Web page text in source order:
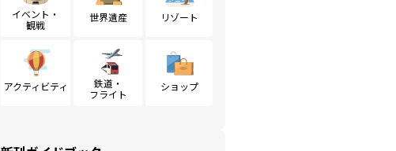
イベント・
観戦
世界遺産 リゾート
アクティビティ
鉄道・
フライト
ショップ